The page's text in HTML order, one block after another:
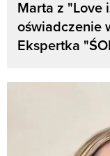
Marta z "Love
oświadczenie
Ekspertka